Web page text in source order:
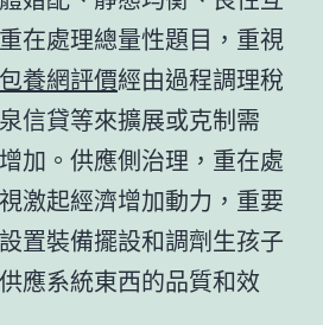
在處理總量性題目，重視
包養網評價經由過程調理稅
信貸等來擴展或克制需
加。供應側治理，重在處
激起經濟增加動力，重要
置裝備擺設和調劑生孩子
應系統東西的品質和效